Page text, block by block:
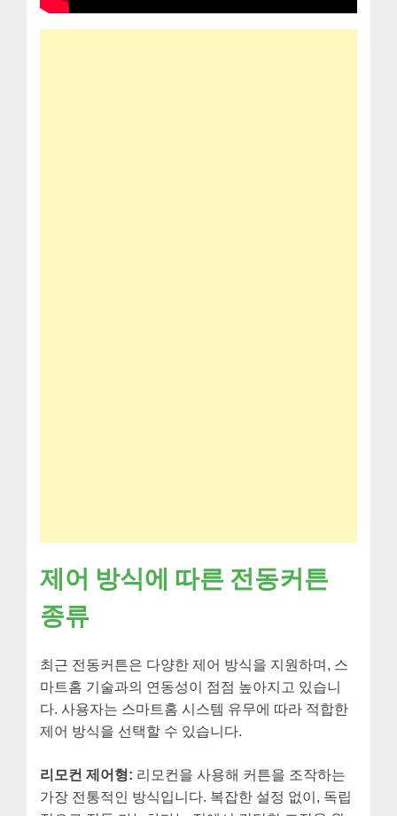
제어 방식에 따른 전동커튼
종류
최근 전동커튼은 다양한 제어 방식을 지원하며, 스
마트홈 기술과의 연동성이 점점 높아지고 있습니
다. 사용자는 스마트홈 시스템 유무에 따라 적합한
제어 방식을 선택할 수 있습니다.
리모컨 제어형: 리모컨을 사용해 커튼을 조작하는
가장 전통적인 방식입니다. 복잡한 설정 없이, 독립